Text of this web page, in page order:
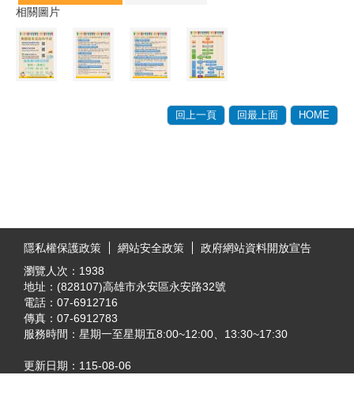
相關圖片
回上一頁 回最上面 HOME
隱私權保護政策
網站安全政策
政府網站資料開放宣告
瀏覽人次： 1938
地址：(828107)高雄市永安區永安路32號
電話：07-6912716
傳真：07-6912783
服務時間：星期一至星期五8:00~12:00、13:30~17:30
更新日期： 115-08-06